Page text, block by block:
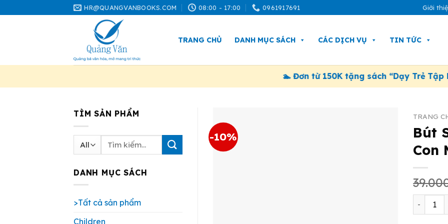
to
HR@QUANGVANBOOKS.COM 08:00 - 17:00 0961917691 Giới
TRANG CHỦ DANH MỤC SÁCH CÁC DỊCH VỤ TIN TỨC
🏊 Đơn từ 150K tặng sách “Dạy Trẻ Tập Bơi”.
TÌM SẢN PHẨM
Tìm
DANH MỤC SÁCH
>Tất cả sản phẩm
Children
-10%
TRANG
Bút
Con
Bút Sáp